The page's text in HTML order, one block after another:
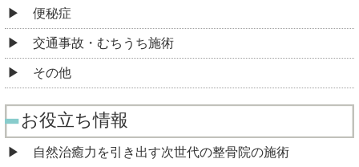
便秘症
交通事故・むちうち施術
その他
お役立ち情報
自然治癒力を引き出す次世代の整骨院の施術